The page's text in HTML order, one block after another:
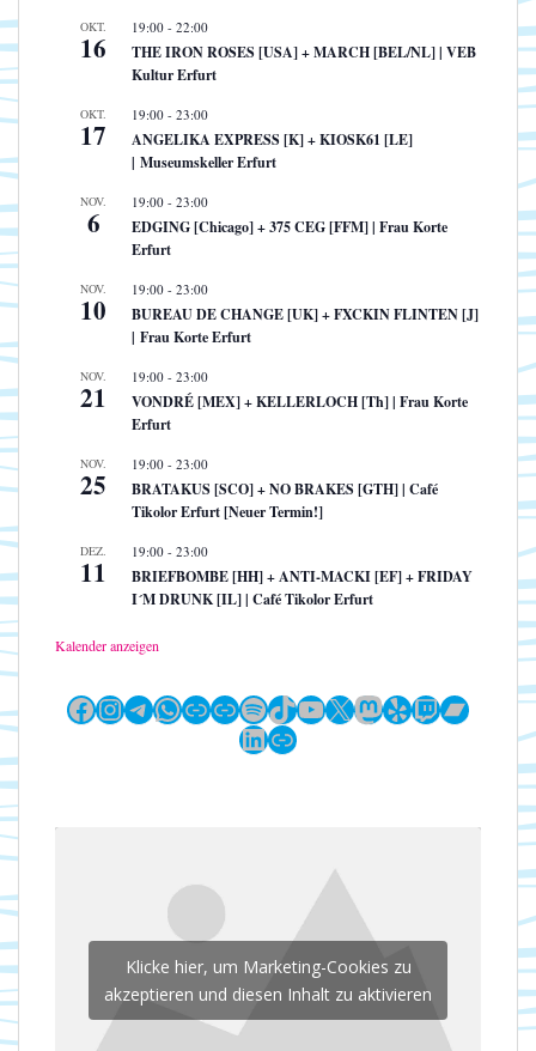
OKT.
16
19:00 - 22:00
THE IRON ROSES [USA] + MARCH [BEL/NL] | VEB
Kultur Erfurt
OKT.
17
19:00 - 23:00
ANGELIKA EXPRESS [K] + KIOSK61 [LE]
| Museumskeller Erfurt
NOV.
6
19:00 - 23:00
EDGING [Chicago] + 375 CEG [FFM] | Frau Korte
Erfurt
NOV.
10
19:00 - 23:00
BUREAU DE CHANGE [UK] + FXCKIN FLINTEN [J]
| Frau Korte Erfurt
NOV.
21
19:00 - 23:00
VONDRÉ [MEX] + KELLERLOCH [Th] | Frau Korte
Erfurt
NOV.
25
19:00 - 23:00
BRATAKUS [SCO] + NO BRAKES [GTH] | Café
Tikolor Erfurt [Neuer Termin!]
DEZ.
11
19:00 - 23:00
BRIEFBOMBE [HH] + ANTI-MACKI [EF] + FRIDAY
I´M DRUNK [IL] | Café Tikolor Erfurt
Kalender anzeigen
Facebook
Instagram
Telegram
WhatsApp
LinkLinkSpotify
TikTok
YouTube
X Mastodon
YelpTwitch
LinkedIn
Link
Klicke hier, um Marketing-Cookies zu
akzeptieren und diesen Inhalt zu aktivieren